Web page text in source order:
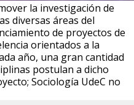
la investigación de
diversas áreas del
de proyectos de
orientados a la
año, una gran cantidad
postulan a dicho
Sociología UdeC no